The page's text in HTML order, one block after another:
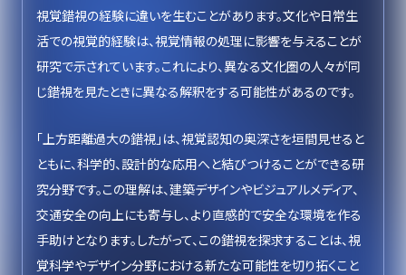
視覚錯視の経験に違いを生むことがあります。文化や日常生
活での視覚的経験は、視覚情報の処理に影響を与えることが
研究で示されています。これにより、異なる文化圏の人々が同
じ錯視を見たときに異なる解釈をする可能性があるのです。
「上方距離過大の錯視」は、視覚認知の奥深さを垣間見せると
ともに、科学的、設計的な応用へと結びつけることができる研
究分野です。この理解は、建築デザインやビジュアルメディア、
交通安全の向上にも寄与し、より直感的で安全な環境を作る
手助けとなります。したがって、この錯視を探求することは、視
覚科学やデザイン分野における新たな可能性を切り拓くこと